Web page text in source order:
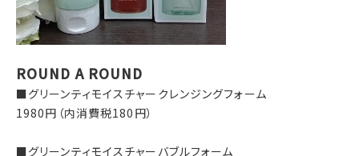
ROUND A ROUND
■グリーンティモイスチャークレンジングフォーム
1980円（内消費税180円）
■グリーンティモイスチャーバブルフォーム